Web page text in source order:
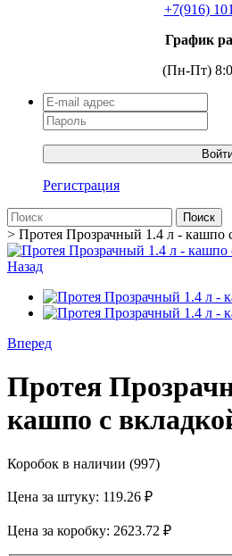
+7(916)
График
(Пн-Пт)
Регистрация
Поиск
> Протея Прозрачный 1.4 л - кашпо
Назад
Вперед
Протея
кашпо с
Коробок в наличии (997)
Цена за штуку: 119.26 ₽
Цена за коробку: 2623.72 ₽